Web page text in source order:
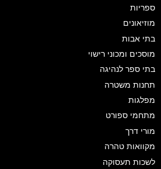
ספריות
מוזיאונים
בתי אבות
מוסכים ומכוני רישוי
בתי ספר לנהיגה
תחנות משטרה
מפלגות
מתחמי ספורט
מורי דרך
מקוואות טהרה
לשכות תעסוקה